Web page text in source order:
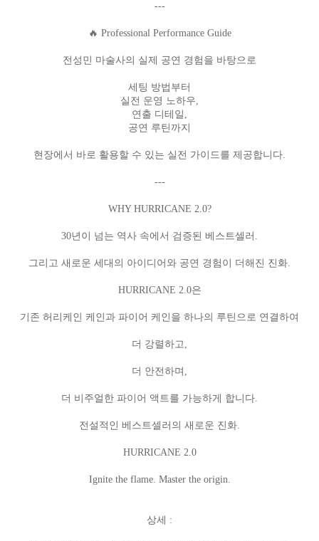
---
🔥 Professional Performance Guide
전성민 마술사의 실제 공연 경험을 바탕으로
세팅 방법부터
실전 운영 노하우,
연출 디테일,
공연 루틴까지
현장에서 바로 활용할 수 있는 실전 가이드를 제공합니다.
---
WHY HURRICANE 2.0?
30년이 넘는 역사 속에서 검증된 베스트셀러.
그리고 새로운 세대의 아이디어와 공연 경험이 더해진 진화.
HURRICANE 2.0은
기존 허리케인 케인과 파이어 케인을 하나의 루틴으로 연결하여
더 강렬하고,
더 안전하며,
더 비주얼한 파이어 액트를 가능하게 합니다.
전설적인 베스트셀러의 새로운 진화.
HURRICANE 2.0
Ignite the flame. Master the origin.
상세 :